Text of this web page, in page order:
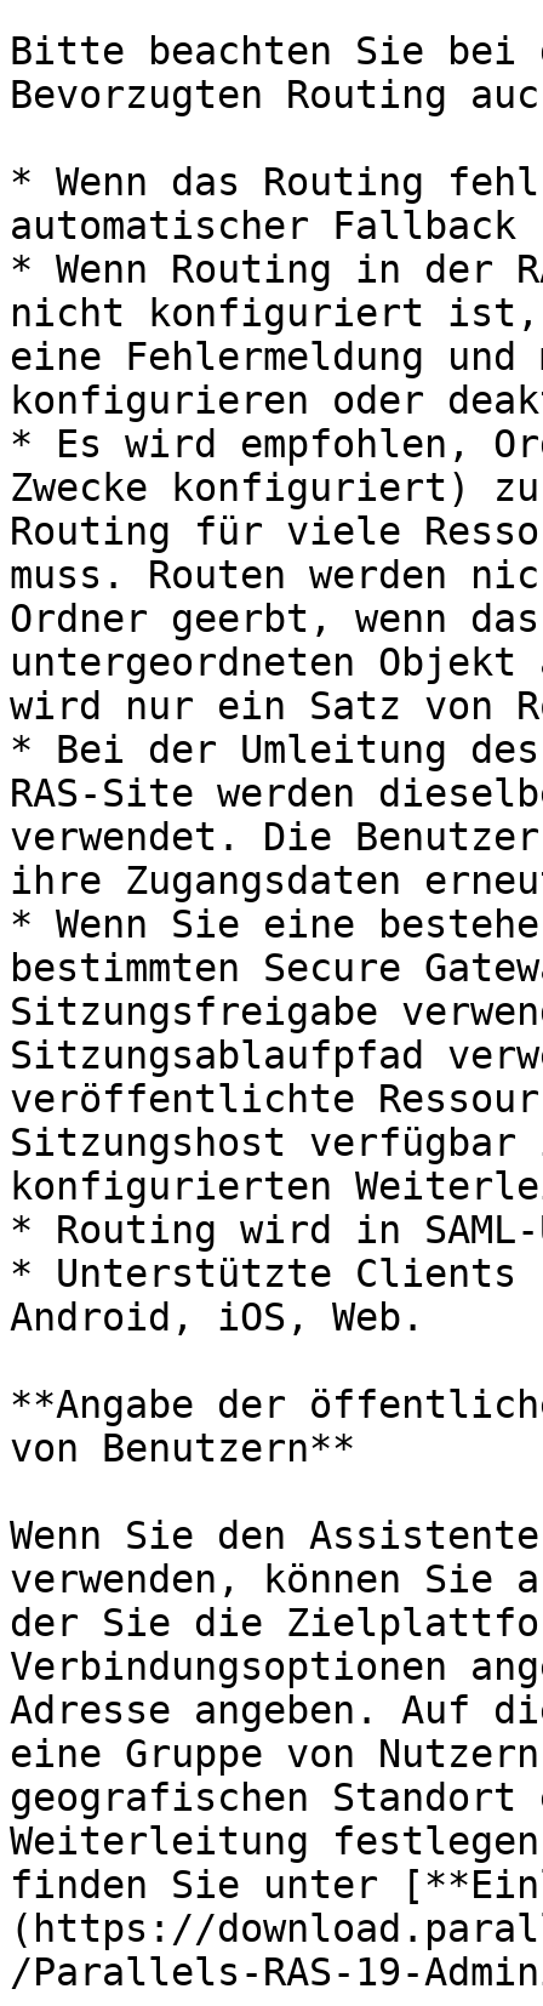
Bitte beachten Sie bei
Bevorzugten Routing
* Wenn das Routing
automatischer Fallback
* Wenn Routing in der
nicht konfiguriert ist,
eine Fehlermeldung und
konfigurieren oder
* Es wird empfohlen,
Zwecke konfiguriert) zu
Routing für viele
muss. Routen werden
Ordner geerbt, wenn
untergeordneten
wird nur ein Satz von
* Bei der Umleitung
RAS-Site werden
verwendet. Die
ihre Zugangsdaten
* Wenn Sie eine
bestimmten Secure
Sitzungsfreigabe
Sitzungsablaufpfad
veröffentlichte
Sitzungshost
konfigurierten
* Routing wird in
* Unterstützte Clients
Android, iOS, Web.
**Angabe der
von Benutzern**
Wenn Sie den
verwenden, können
der Sie die
Verbindungsoptionen
Adresse angeben. Auf
eine Gruppe von
geografischen Standort
Weiterleitung
finden Sie unter
(https://
/Parallels-RAS-19-